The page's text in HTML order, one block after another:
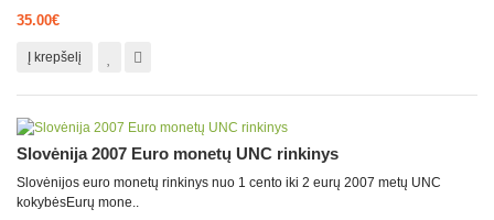
35.00€
Į krepšelį
Slovėnija 2007 Euro monetų UNC rinkinys
Slovėnijos euro monetų rinkinys nuo 1 cento iki 2 eurų 2007 metų UNC
kokybėsEurų mone..